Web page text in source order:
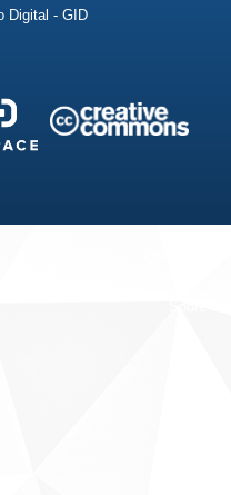
Digital - GID